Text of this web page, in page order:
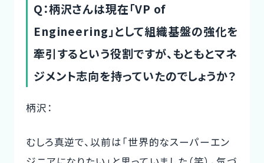
Q：柄沢さんは現在「VP of
Engineering」として組織基盤の強化を
牽引するという役割ですが、もともとマネ
ジメント志向を持っていたのでしょうか？
柄沢：
むしろ真逆で、以前は「世界的なスーパーエン